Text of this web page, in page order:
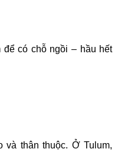
để có chỗ ngồi – hầu hết
thân thuộc. Ở Tulum,